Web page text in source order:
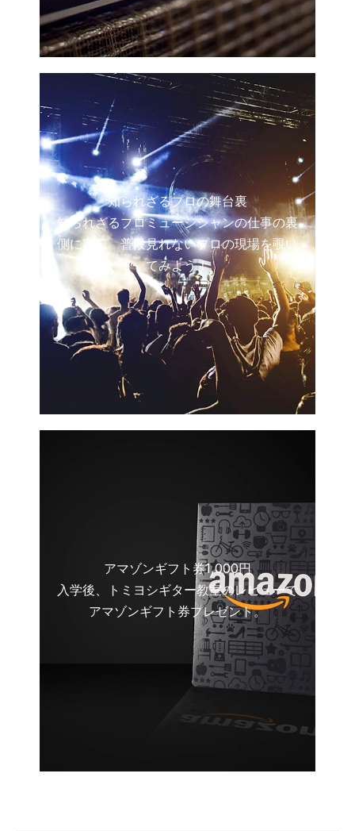
知られざるプロの舞台裏
知られざるプロミュージシャンの仕事の裏
側に密着。普段見れないプロの現場を覗い
てみよう！
アマゾンギフト券1,000円
入学後、トミヨシギター教室のレビューで
アマゾンギフト券プレゼント。